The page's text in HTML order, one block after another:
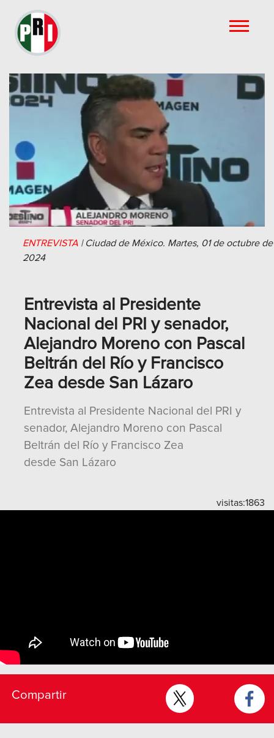
ENTREVISTA | Ciudad de México. Martes, 01 de octubre de
2024
Entrevista al Presidente
Nacional del PRI y senador,
Alejandro Moreno con Pascal
Beltrán del Río y Francisco
Zea desde San Lázaro
Entrevista al Presidente Nacional del PRI y
senador, Alejandro Moreno con Pascal
Beltrán del Río y Francisco Zea
desde San Lázaro
visitas:1863
Compartir